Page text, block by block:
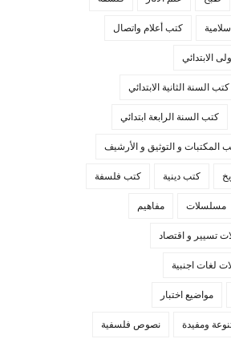
كتب أعلام واتصال
الابتدائي
كتب السنة الثانية الابتدائي
كتب السنة الرابعة ابتدائي
المكتبات و التوثيق و الأرشيف
كتب دينية كتب فلسفة
مسلسلات مفاهيم
تسيير و اقتصاد
لغات اجنبية
مواضيع اختبار
ومفيدة نصوص فلسفية